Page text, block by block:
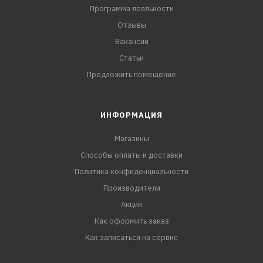
Программа лояльности
Отзывы
Вакансии
Статьи
Предложить помещение
ИНФОРМАЦИЯ
Магазины
Способы оплаты и доставки
Политика конфиденциальности
Производители
Акции
Как оформить заказ
Как записаться на сервис